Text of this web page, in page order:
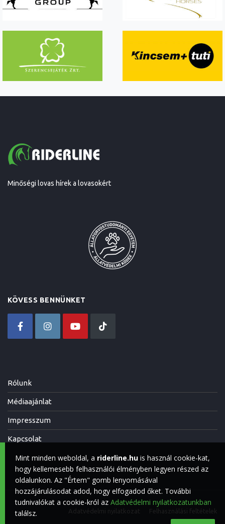
Minőségi lovas hírek a lovasokért
KÖVESS BENNÜNKET
Rólunk
Médiaajánlat
Impresszum
Kapcsolat
Mint minden weboldal, a riderline.hu is használ cookie-kat,
hogy kellemesebb felhasználói élményben legyen részed az
oldalunkon. Az "Értem" gomb lenyomásával
hozzájárulásodat adod, hogy elfogadod őket. További
tudnivalókat a cookie-król az Adatvédelmi nyilatkozatunkban
találsz.